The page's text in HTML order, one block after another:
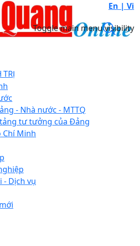
En | Vi
Toggle main menu visibility
TRỊ
- Nhà nước - MTTQ
tư tưởng của Đảng
Minh
- Dịch vụ